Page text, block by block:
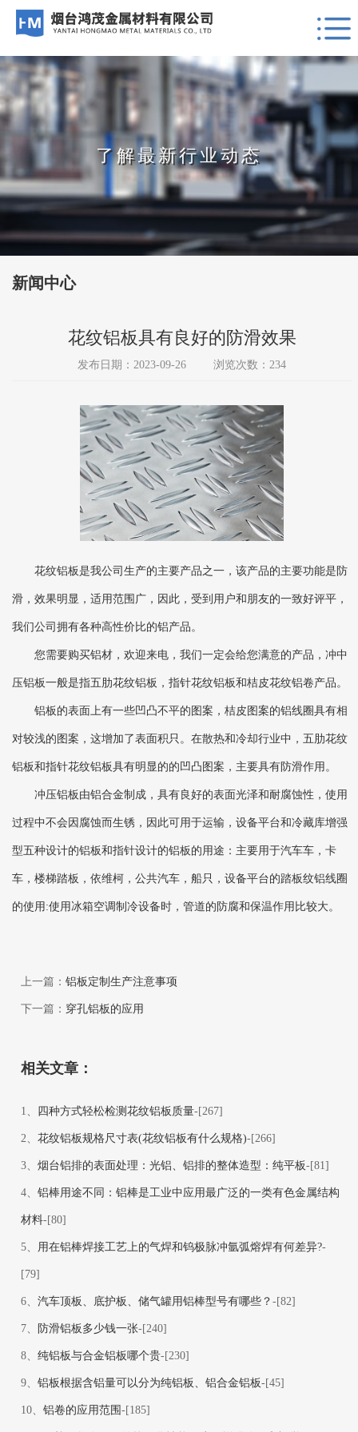
了解最新行业动态
新闻中心
花纹铝板具有良好的防滑效果
发布日期：2023-09-26 浏览次数：234
花纹铝板是我公司生产的主要产品之一，该产品的主要功能是防
滑，效果明显，适用范围广，因此，受到用户和朋友的一致好评平，
我们公司拥有各种高性价比的铝产品。
您需要购买铝材，欢迎来电，我们一定会给您满意的产品，冲中
压铝板一般是指五肋花纹铝板，指针花纹铝板和桔皮花纹铝卷产品。
铝板的表面上有一些凹凸不平的图案，桔皮图案的铝线圈具有相
对较浅的图案，这增加了表面积只。在散热和冷却行业中，五肋花纹
铝板和指针花纹铝板具有明显的的凹凸图案，主要具有防滑作用。
冲压铝板由铝合金制成，具有良好的表面光泽和耐腐蚀性，使用
过程中不会因腐蚀而生锈，因此可用于运输，设备平台和冷藏库增强
型五种设计的铝板和指针设计的铝板的用途：主要用于汽车车，卡
车，楼梯踏板，依维柯，公共汽车，船只，设备平台的踏板纹铝线圈
的使用:使用冰箱空调制冷设备时，管道的防腐和保温作用比较大。
上一篇： 铝板定制生产注意事项
下一篇： 穿孔铝板的应用
相关文章：
1、 四种方式轻松检测花纹铝板质量-[267]
2、 花纹铝板规格尺寸表(花纹铝板有什么规格)-[266]
3、 烟台铝排的表面处理：光铝、铝排的整体造型：纯平板-[81]
4、 铝棒用途不同：铝棒是工业中应用最广泛的一类有色金属结构
材料-[80]
5、 用在铝棒焊接工艺上的气焊和钨极脉冲氩弧熔焊有何差异?-
[79]
6、 汽车顶板、底护板、储气罐用铝棒型号有哪些？ -[82]
7、 防滑铝板多少钱一张-[240]
8、 纯铝板与合金铝板哪个贵-[230]
9、 铝板根据含铝量可以分为纯铝板、铝合金铝板-[45]
10、 铝卷的应用范围 -[185]